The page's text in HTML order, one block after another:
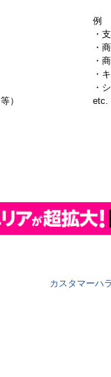
）
例
・
・
・
・
・
etc.
カスタマーハ